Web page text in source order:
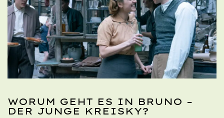
WORUM GEHT ES IN BRUNO –
DER JUNGE KREISKY?